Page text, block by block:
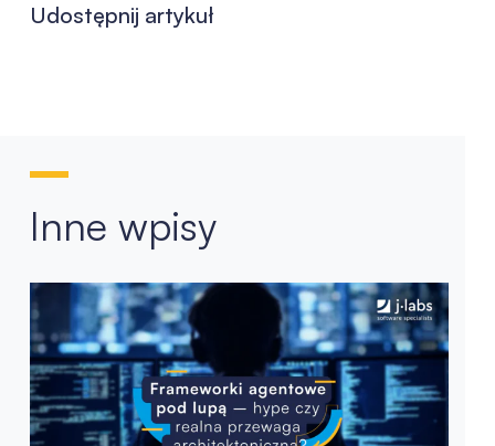
Udostępnij artykuł
Inne wpisy